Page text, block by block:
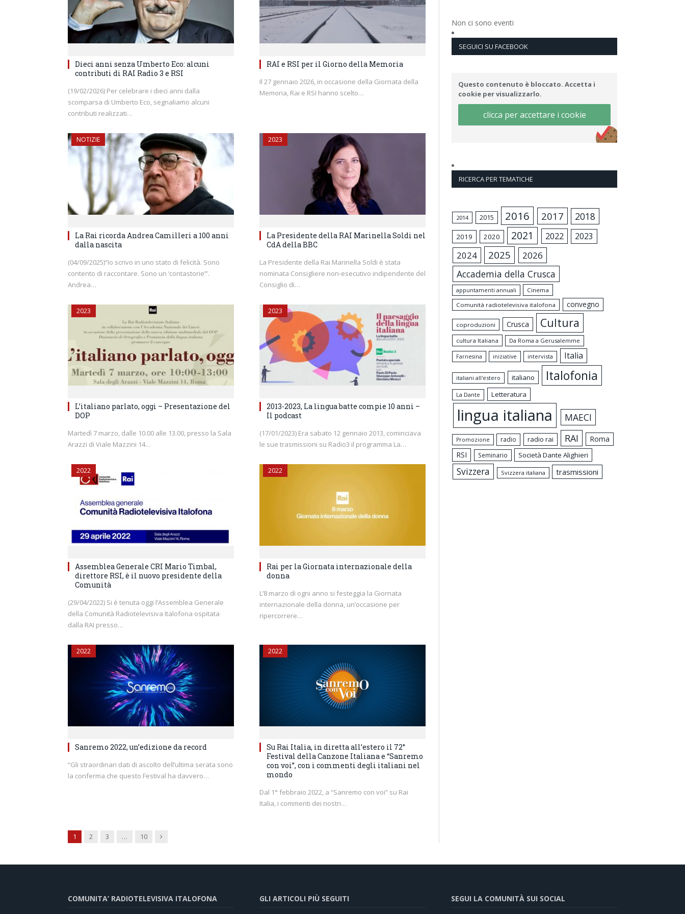
Dieci anni senza Umberto Eco: alcuni
contributi di RAI Radio 3 e RSI
(19/02/2026) Per celebrare i dieci anni dalla
scomparsa di Umberto Eco, segnaliamo alcuni
contributi realizzati…
RAI e RSI per il Giorno della Memoria
Il 27 gennaio 2026, in occasione della Giornata della
Memoria, Rai e RSI hanno scelto…
NOTIZIE
La Rai ricorda Andrea Camilleri a 100 anni
dalla nascita
(04/09/2025)“Io scrivo in uno stato di felicità. Sono
contento di raccontare. Sono un ‘contastorie’”.
Andrea…
2023
La Presidente della RAI Marinella Soldi nel
CdA della BBC
La Presidente della Rai Marinella Soldi è stata
nominata Consigliere non-esecutivo indipendente del
Consiglio di…
2023
L’italiano parlato, oggi – Presentazione del
DOP
Martedì 7 marzo, dalle 10.00 alle 13.00, presso la Sala
Arazzi di Viale Mazzini 14…
2023
2013-2023, La lingua batte compie 10 anni –
Il podcast
(17/01/2023) Era sabato 12 gennaio 2013, cominciava
le sue trasmissioni su Radio3 il programma La…
2022
Assemblea Generale CRI Mario Timbal,
direttore RSI, è il nuovo presidente della
Comunità
(29/04/2022) Si è tenuta oggi l’Assemblea Generale
della Comunità Radiotelevisiva Italofona ospitata
dalla RAI presso…
2022
Rai per la Giornata internazionale della
donna
L’8 marzo di ogni anno si festeggia la Giornata
internazionale della donna, un’occasione per
ripercorrere…
2022
Sanremo 2022, un’edizione da record
“Gli straordinari dati di ascolto dell’ultima serata sono
la conferma che questo Festival ha davvero…
2022
Su Rai Italia, in diretta all’estero il 72°
Festival della Canzone Italiana e “Sanremo
con voi”, con i commenti degli italiani nel
mondo
Dal 1° febbraio 2022, a “Sanremo con voi” su Rai
Italia, i commenti dei nostri…
1 2 3 … 10 Next
Non ci sono eventi
SEGUICI SU FACEBOOK
Questo contenuto è bloccato. Accetta i
cookie per visualizzarlo.
clicca per accettare i cookie
RICERCA PER TEMATICHE
2014 2015 2016 2017 2018
2019 2020 2021 2022 2023
2024 2025 2026
Accademia della Crusca
appuntamenti annuali
Cinema
Comunità radiotelevisiva italofona
convegno
coproduzioni Crusca Cultura
cultura Italiana Da Roma a Gerusalemme
Farnesina iniziative intervista Italia
italiani all'estero italiano Italofonia
La Dante Letteratura
lingua italiana MAECI
Promozione radio radio rai RAI
Roma
RSI
Seminario Società Dante Alighieri
Svizzera Svizzera italiana trasmissioni
COMUNITA’ RADIOTELEVISIVA ITALOFONA GLI ARTICOLI PIÙ SEGUITI SEGUI LA COMUNITÀ SUI SOCIAL